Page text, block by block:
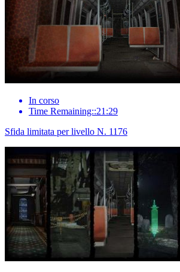
In corso
Time Remaining::21:29
Sfida limitata per livello N. 1176